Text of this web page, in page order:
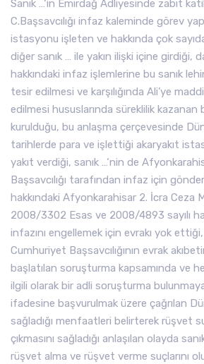
Sanık …‘in Emirdağ Adliyesinde zabıt
C.Başsavcılığı infaz kaleminde görev
istasyonu işleten ve hakkında çok
diğer sanık … ile yakın ilişki içine girdiği,
hakkındaki infaz işlemlerine bu sanık
tesir edilmesi ve karşılığında Ali’ye
edilmesi hususlarında süreklilik kazanan
kurulduğu, bu anlaşma çerçevesinde
tarihlerde para ve işlettiği akaryakıt
yakıt verdiği, sanık …‘nin de
Başsavcılığı tarafından infaz için
hakkındaki Afyonkarahisar 2. İcra Ceza
2008/3302 Esas ve 2008/4893 sayılı
infazını engellemek için evrakı yok
Cumhuriyet Başsavcılığının evrak
başlatılan soruşturma kapsamında ve
ilgili olarak bir adli soruşturma
ifadesine başvurulmak üzere çağrılan
sağladığı menfaatleri belirterek rüşvet
çıkmasını sağladığı anlaşılan olayda
rüşvet alma ve rüşvet verme suçlarını